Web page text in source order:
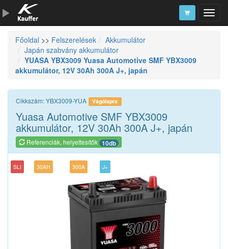
Szerszámkatalógus
Kosár
Főoldal >> Felszerelések
Akkumulátor
Japán szabvány akkumulátor
YUASA YBX3009 Yuasa Automotive SMF YBX3009
akkumulátor, 12V 30Ah 300A J+, japán
Cikkszám: YBX3009-YUA Vágólapra
Yuasa Automotive SMF YBX3009
akkumulátor, 12V 30Ah 300A J+, japán
Referenciák, helyettesítők 10db
SLI 30AH 300A J+